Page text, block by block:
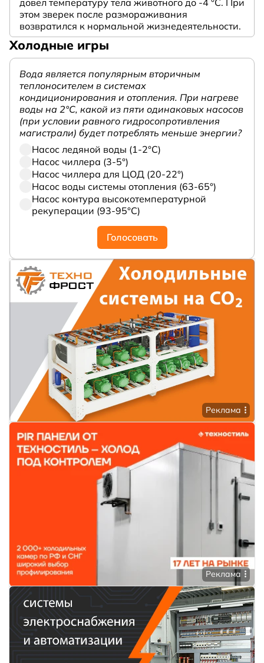
этом зверек после размораживания
возвратился к нормальной жизнедеятельности.
Холодные игры
Вода является популярным вторичным
теплоносителем в системах
кондиционирования и отопления. При нагреве
воды на 2°С, какой из пяти одинаковых насосов
(при условии равного гидросопротивления
магистрали) будет потреблять меньше энергии?
Насос ледяной воды (1-2°С)
Насос чиллера (3-5°)
Насос чиллера для ЦОД (20-22°)
Насос воды системы отопления (63-65°)
Насос контура высокотемпературной
рекуперации (93-95°С)
Голосовать
Реклама
Реклама